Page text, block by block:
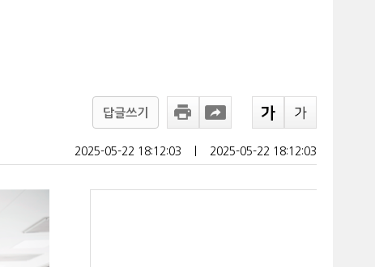
답글쓰기
2025-05-22 18:12:03 2025-05-22 18:12:03